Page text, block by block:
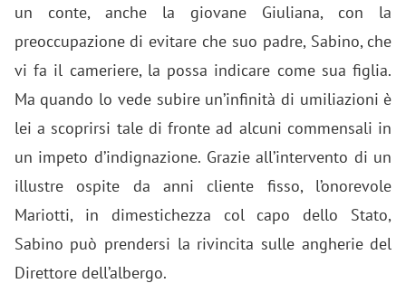
un conte, anche la giovane Giuliana, con la
preoccupazione di evitare che suo padre, Sabino, che
vi fa il cameriere, la possa indicare come sua figlia.
Ma quando lo vede subire un’infinità di umiliazioni è
lei a scoprirsi tale di fronte ad alcuni commensali in
un impeto d’indignazione. Grazie all’intervento di un
illustre ospite da anni cliente fisso, l’onorevole
Mariotti, in dimestichezza col capo dello Stato,
Sabino può prendersi la rivincita sulle angherie del
Direttore dell’albergo.